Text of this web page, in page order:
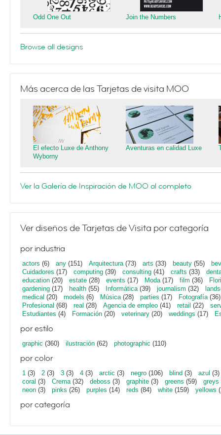
Odd One Out Join the Numbers
Browse all designs
Más acerca de las Tarjetas de visita MOO
El efecto Luxe de Anthony
Wyborny
Aventuras en calidad Luxe
Ver la Galería de Inspiración de MOO al completo
Ver diseños de Tarjetas de Visita por categoría
por industria
actors (6) any (151) Arquitectura(73) arts (33) beauty (55)
Cuidadores (17) computing (39) consulting (41) crafts (33)
education (20) estate (28) events (17) Moda(17) film (36)
gardening (17) health (55) Informática(39) journalism (32)
medical (20) models (6) Música(28) parties (17) Fotografía(36)
Profesional (68) real (28) Agencia de empleo (41) retail (22)
Estudiantes (4) Formación (20) veterinary (20) weddings (17)
por estilo
graphic (360) ilustración (62) photographic (110)
por color
1 (3) 2 (3) 3 (3) 4 (3) arctic (3) negro (106) blind (3) azul (3)
coral (3) Crema(32) deboss (3) graphite (3) greens (59) greys
neon (3) pinks (26) purples (14) reds (84) white (159) yellows
por categoría